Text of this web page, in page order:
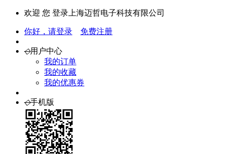
欢迎 您 登录上海迈哲电子科技有限公司
你好，请登录 免费注册
◇用户中心
我的订单
我的收藏
我的优惠券
◇手机版